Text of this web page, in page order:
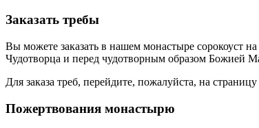
Заказать требы
Вы можете заказать в нашем монастыре сорокоуст
Чудотворца и перед чудотворным образом Божией
Для заказа треб, перейдите, пожалуйста, на страницу
Пожертвования монастырю